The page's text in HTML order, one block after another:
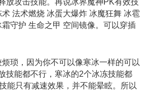
法术燃烧 冰蛋大爆炸 冰魔狂舞 冰雹
守护 生命之甲 空间镜像。可以穿插
琐，因为你不可以像寒冰一样的可以
技能都不行，寒冰的2个冰冻技能都
能只有减速效果，并不能晕眩。所以